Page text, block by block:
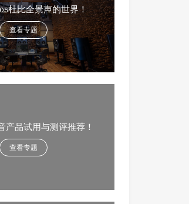
杜比全景声的世界！
查看专题
产品试用与测评推荐！
查看专题